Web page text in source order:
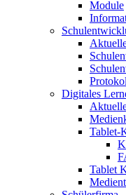
Module
Digitales
Tablet-
Tablet